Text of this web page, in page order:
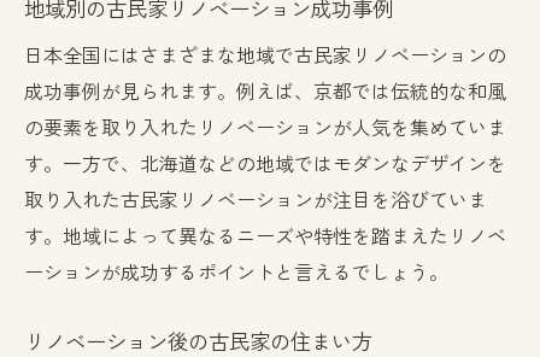
地域別の古民家リノベーション成功事例
日本全国にはさまざまな地域で古民家リノベーションの
成功事例が見られます。例えば、京都では伝統的な和風
の要素を取り入れたリノベーションが人気を集めていま
す。一方で、北海道などの地域ではモダンなデザインを
取り入れた古民家リノベーションが注目を浴びていま
す。地域によって異なるニーズや特性を踏まえたリノベ
ーションが成功するポイントと言えるでしょう。
リノベーション後の古民家の住まい方